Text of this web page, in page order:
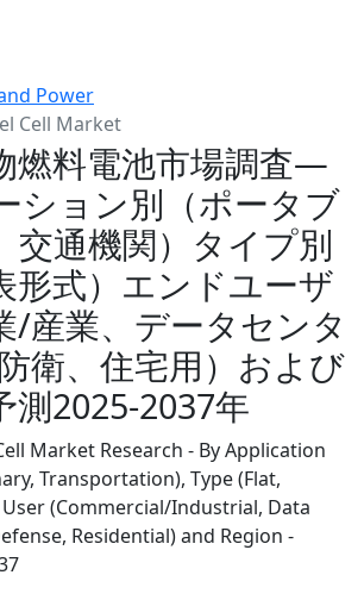
Power
Cell Market
燃料電池市場調査―
ション別（ポータブ
交通機関）タイプ別
形式）エンドユーザ
/産業、データセンタ
衛、住宅用）および
測2025-2037年
Market Research - By Application
Transportation), Type (Flat,
(Commercial/Industrial, Data
Residential) and Region -